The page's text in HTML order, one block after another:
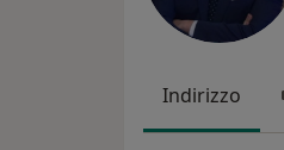
Indirizzo